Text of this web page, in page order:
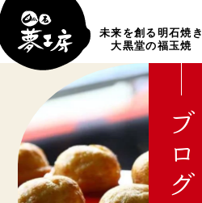
未来を創る明石焼き
大黒堂の福玉焼
ブログ